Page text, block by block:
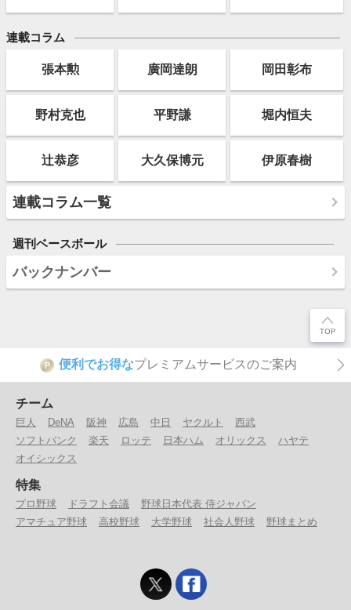
連載コラム
張本勲 廣岡達朗 岡田彰布
野村克也 平野謙 堀内恒夫
辻恭彦 大久保博元 伊原春樹
連載コラム一覧
週刊ベースボール
バックナンバー
P 便利でお得なプレミアムサービスのご案内
チーム
巨人 DeNA 阪神 広島 中日 ヤクルト
西武
ソフトバンク
楽天 ロッテ 日本ハム オリックス
ハヤテ
オイシックス
特集
プロ野球 ドラフト会議
野球日本代表 侍ジャパン
アマチュア野球
高校野球 大学野球 社会人野球 野球まとめ